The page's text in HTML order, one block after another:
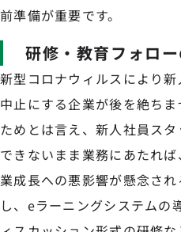
前準備が重要です。
研修・教育フォロ
新型コロナウィルスにより
中止にする企業が後を絶ち
ためとは言え、新人社員ス
できないまま業務にあたれ
業成長への悪影響が懸念さ
し、eラーニングシステムの